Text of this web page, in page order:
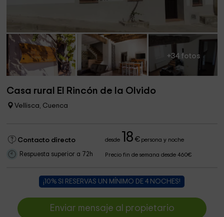
+34 fotos
Casa rural El Rincón de la Olvido
Vellisca, Cuenca
Contacto directo desde 18 €persona y noche
Respuesta superior a 72h Precio fin de semana desde 460€
¡10% SI RESERVAS UN MÍNIMO DE 4 NOCHES!
Enviar mensaje al propietario